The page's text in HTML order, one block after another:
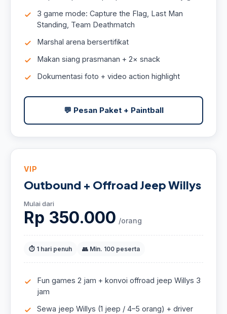
3 game mode: Capture the Flag, Last Man
Standing, Team Deathmatch
Marshal arena bersertifikat
Makan siang prasmanan + 2× snack
Dokumentasi foto + video action highlight
💬 Pesan Paket + Paintball
VIP
Outbound + Offroad Jeep Willys
Mulai dari
Rp 350.000 /orang
⏱ 1 hari penuh 👥 Min. 100 peserta
Fun games 2 jam + konvoi offroad jeep Willys 3
jam
Sewa jeep Willys (1 jeep / 4–5 orang) + driver